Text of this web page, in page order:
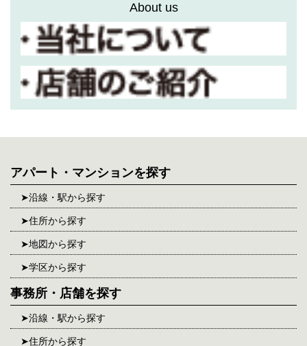
About us
アパート・マンションを探す
沿線・駅から探す
住所から探す
地図から探す
学区から探す
事務所・店舗を探す
沿線・駅から探す
住所から探す